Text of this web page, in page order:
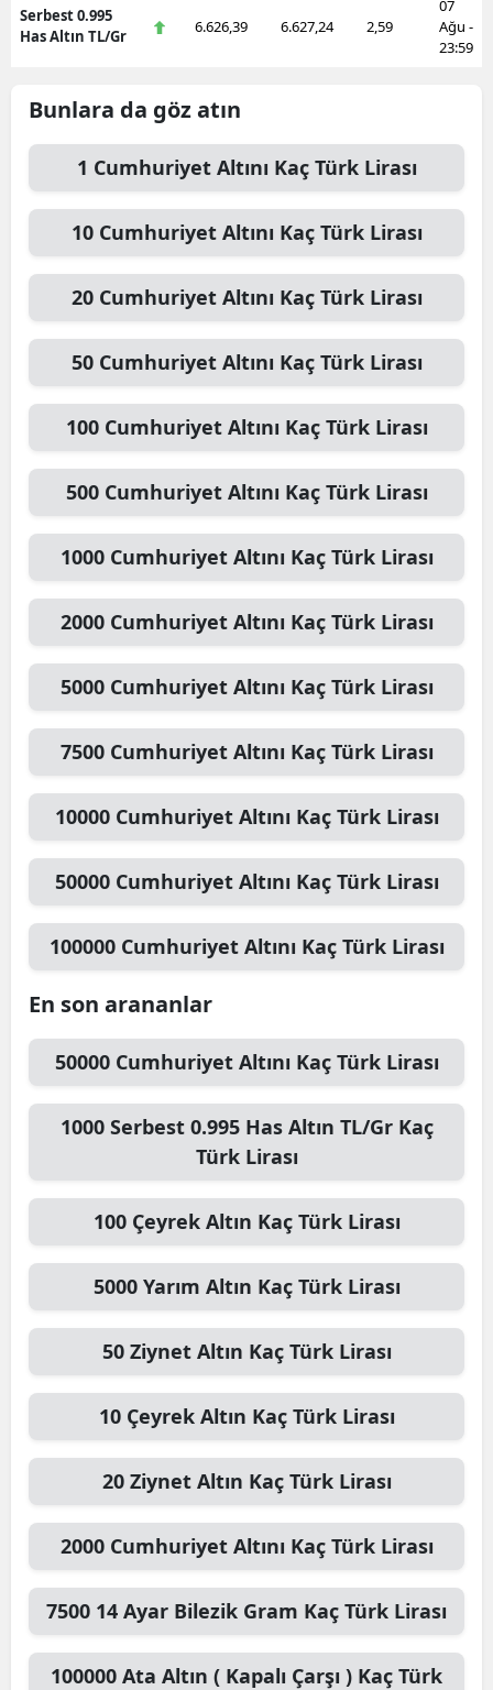
Serbest 0.995
Has Altın TL/Gr
6.626,39 6.627,24 2,59
07
Ağu -
23:59
Bunlara da göz atın
1 Cumhuriyet Altını Kaç Türk Lirası
10 Cumhuriyet Altını Kaç Türk Lirası
20 Cumhuriyet Altını Kaç Türk Lirası
50 Cumhuriyet Altını Kaç Türk Lirası
100 Cumhuriyet Altını Kaç Türk Lirası
500 Cumhuriyet Altını Kaç Türk Lirası
1000 Cumhuriyet Altını Kaç Türk Lirası
2000 Cumhuriyet Altını Kaç Türk Lirası
5000 Cumhuriyet Altını Kaç Türk Lirası
7500 Cumhuriyet Altını Kaç Türk Lirası
10000 Cumhuriyet Altını Kaç Türk Lirası
50000 Cumhuriyet Altını Kaç Türk Lirası
100000 Cumhuriyet Altını Kaç Türk Lirası
En son arananlar
50000 Cumhuriyet Altını Kaç Türk Lirası
1000 Serbest 0.995 Has Altın TL/GrKaç
Türk Lirası
100 Çeyrek Altın Kaç Türk Lirası
5000 Yarım Altın Kaç Türk Lirası
50 Ziynet Altın Kaç Türk Lirası
10 Çeyrek Altın Kaç Türk Lirası
20 Ziynet Altın Kaç Türk Lirası
2000 Cumhuriyet Altını Kaç Türk Lirası
7500 14 Ayar Bilezik Gram Kaç Türk Lirası
100000 Ata Altın ( Kapalı Çarşı ) Kaç Türk